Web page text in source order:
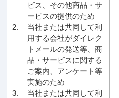
ビス、その他商品・サ
ービスの提供のため
当社または共同して利
用する会社がダイレク
トメールの発送等、商
品・サービスに関する
ご案内、アンケート等
実施のため
当社または共同して利